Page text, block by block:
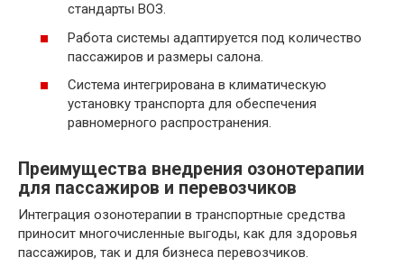
стандарты ВОЗ.
Работа системы адаптируется под количество
пассажиров и размеры салона.
Система интегрирована в климатическую
установку транспорта для обеспечения
равномерного распространения.
Преимущества внедрения озонотерапии
для пассажиров и перевозчиков
Интеграция озонотерапии в транспортные средства
приносит многочисленные выгоды, как для здоровья
пассажиров, так и для бизнеса перевозчиков.